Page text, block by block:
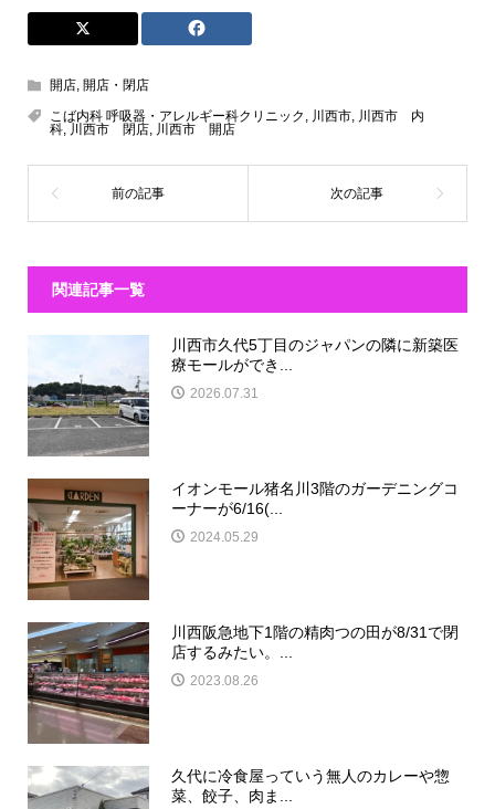
開店, 開店・閉店
こば内科 呼吸器・アレルギー科クリニック , 川西市, 川西市 内
科, 川西市 閉店, 川西市 開店
関連記事一覧
川西市久代5丁目のジャパンの隣に新築医
療モールができ...
2026.07.31
イオンモール猪名川3階のガーデニングコ
ーナーが6/16(...
2024.05.29
川西阪急地下1階の精肉つの田が8/31で閉
店するみたい。...
2023.08.26
久代に冷食屋っていう無人のカレーや惣
菜、餃子、肉ま...